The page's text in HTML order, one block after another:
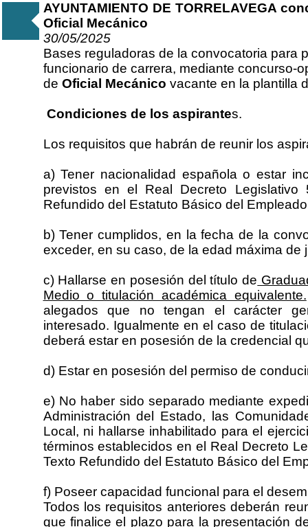
AYUNTAMIENTO DE TORRELAVEGA
Oficial Mecánico
30/05/2025
Bases reguladoras de la convocatoria para
funcionario de carrera, mediante concurso-
de Oficial Mecánico vacante en la plantilla
Condiciones de los aspirantes.
Los requisitos que habrán de reunir los
a) Tener nacionalidad española o estar
previstos en el Real Decreto
Refundido del Estatuto Básico del
b) Tener cumplidos, en la fecha de la
exceder, en su caso, de la edad máxima de
c) Hallarse en posesión del título de
Medio o titulación académica equivalente.
alegados que no tengan el carácter
interesado. Igualmente en el caso de
deberá estar en posesión de la credencial
d) Estar en posesión del permiso de
e) No haber sido separado mediante
Administración del Estado, las
Local, ni hallarse inhabilitado para el
términos establecidos en el Real Decreto
Texto Refundido del Estatuto Básico del
f) Poseer capacidad funcional para el
Todos los requisitos anteriores deberán
que finalice el plazo para la presentación